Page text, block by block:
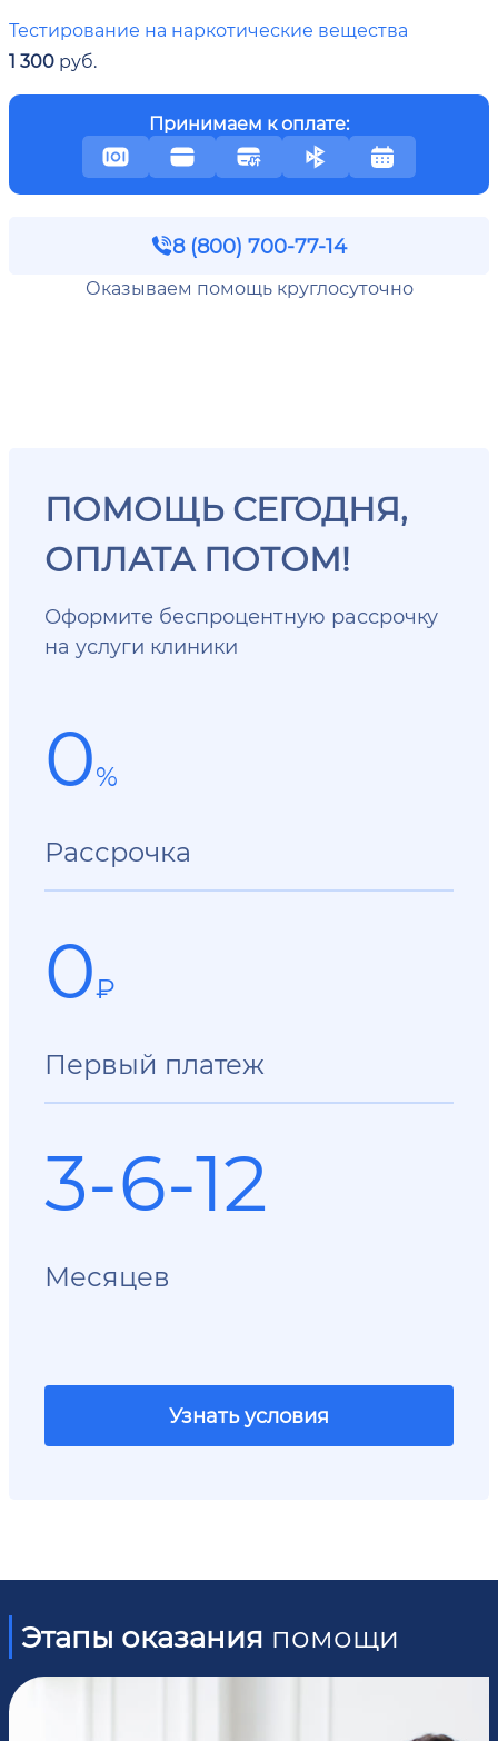
Тестирование на наркотические вещества
1 300 руб.
Принимаем к оплате:
8 (800) 700-77-14
Оказываем помощь круглосуточно
ПОМОЩЬ СЕГОДНЯ,
ОПЛАТА ПОТОМ!
Оформите беспроцентную рассрочку
на услуги клиники
0%
Рассрочка
0₽
Первый платеж
3-6-12
Месяцев
Узнать условия
Этапы оказания помощи